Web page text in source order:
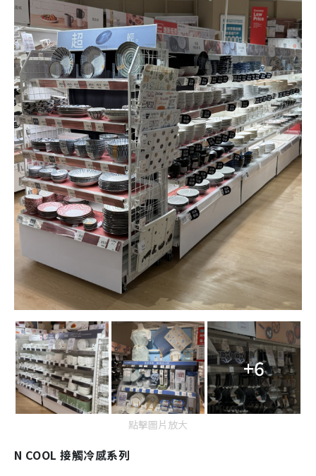
+6
點擊圖片放大
N COOL 接觸冷感系列